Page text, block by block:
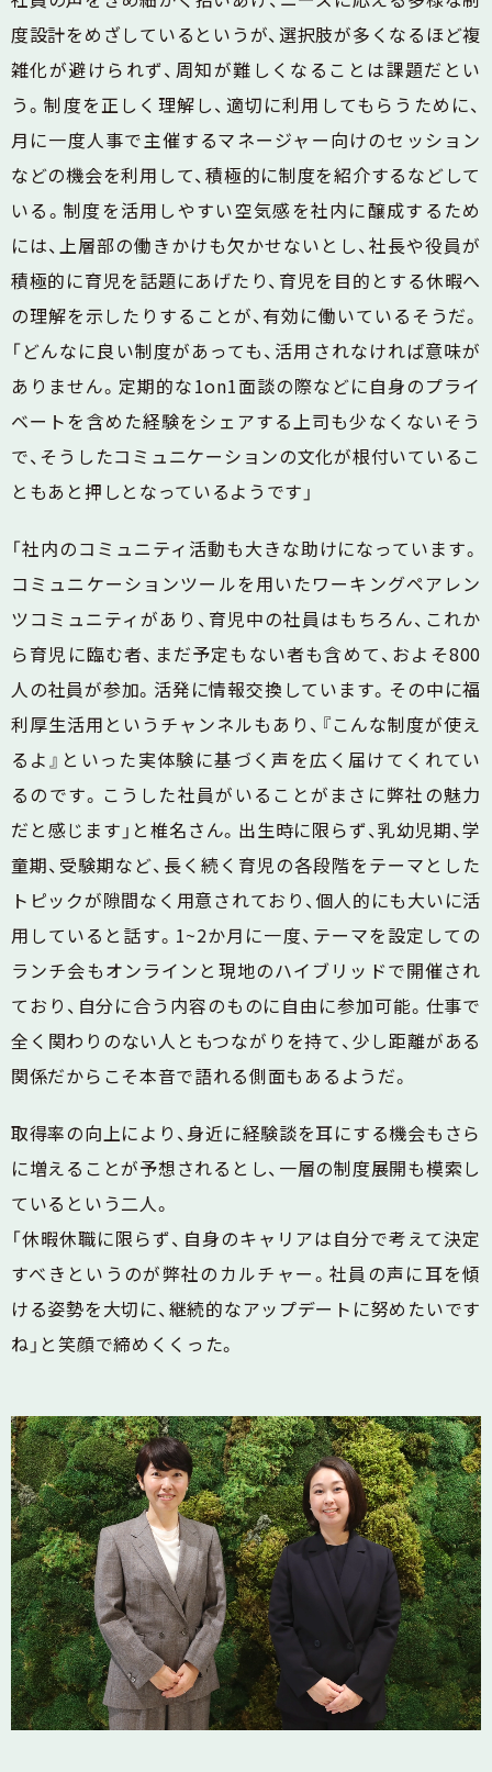
度設計をめざしているというが、選択肢が多くなるほど複
雑化が避けられず、周知が難しくなることは課題だとい
う。制度を正しく理解し、適切に利用してもらうために、
月に一度人事で主催するマネージャー向けのセッション
などの機会を利用して、積極的に制度を紹介するなどして
いる。制度を活用しやすい空気感を社内に醸成するため
には、上層部の働きかけも欠かせないとし、社長や役員が
積極的に育児を話題にあげたり、育児を目的とする休暇へ
の理解を示したりすることが、有効に働いているそうだ。
「どんなに良い制度があっても、活用されなければ意味が
ありません。定期的な1on1面談の際などに自身のプライ
ベートを含めた経験をシェアする上司も少なくないそう
で、そうしたコミュニケーションの文化が根付いているこ
ともあと押しとなっているようです」
「社内のコミュニティ活動も大きな助けになっています。
コミュニケーションツールを用いたワーキングペアレン
ツコミュニティがあり、育児中の社員はもちろん、これか
ら育児に臨む者、まだ予定もない者も含めて、およそ800
人の社員が参加。活発に情報交換しています。その中に福
利厚生活用というチャンネルもあり、『こんな制度が使え
るよ』といった実体験に基づく声を広く届けてくれてい
るのです。こうした社員がいることがまさに弊社の魅力
だと感じます」と椎名さん。出生時に限らず、乳幼児期、学
童期、受験期など、長く続く育児の各段階をテーマとした
トピックが隙間なく用意されており、個人的にも大いに活
用していると話す。1~2か月に一度、テーマを設定しての
ランチ会もオンラインと現地のハイブリッドで開催され
ており、自分に合う内容のものに自由に参加可能。仕事で
全く関わりのない人ともつながりを持て、少し距離がある
関係だからこそ本音で語れる側面もあるようだ。
取得率の向上により、身近に経験談を耳にする機会もさら
に増えることが予想されるとし、一層の制度展開も模索し
ているという二人。
「休暇休職に限らず、自身のキャリアは自分で考えて決定
すべきというのが弊社のカルチャー。社員の声に耳を傾
ける姿勢を大切に、継続的なアップデートに努めたいです
ね」と笑顔で締めくくった。